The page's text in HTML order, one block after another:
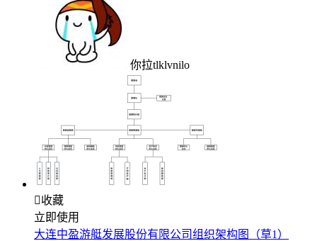
你拉tlklvnilo
收藏
立即使用
大连中盈游艇发展股份有限公司组织架构图（草1）